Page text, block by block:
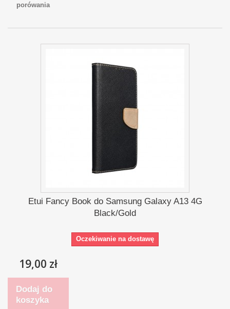
porówania
Etui Fancy Book do Samsung Galaxy A13 4G
Black/Gold
Oczekiwanie na dostawę
19,00 zł
Dodaj do
koszyka